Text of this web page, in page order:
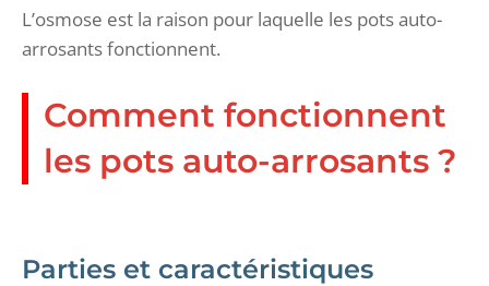
L’osmose est la raison pour laquelle les pots auto-
arrosants fonctionnent.
Comment fonctionnent
les pots auto-arrosants ?
Parties et caractéristiques